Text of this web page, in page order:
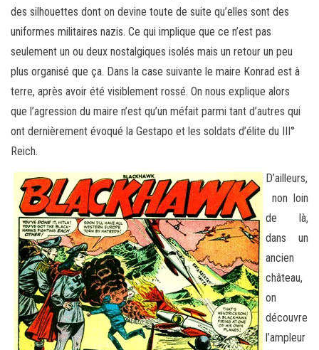
des silhouettes dont on devine toute de suite qu’elles sont des
uniformes militaires nazis. Ce qui implique que ce n’est pas
seulement un ou deux nostalgiques isolés mais un retour un peu
plus organisé que ça. Dans la case suivante le maire Konrad est à
terre, après avoir été visiblement rossé. On nous explique alors
que l’agression du maire n’est qu’un méfait parmi tant d’autres qui
ont dernièrement évoqué la Gestapo et les soldats d’élite du III°
Reich.
D’ailleurs,
non loin
de là,
dans un
ancien
château,
on
découvre
l’ampleur